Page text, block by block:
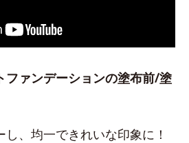
ファンデーションの塗布前/塗
、均一できれいな印象に！